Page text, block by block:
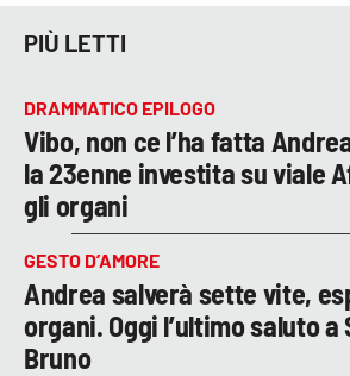
PIÙ LETTI
DRAMMATICO EPILOGO
Vibo, non ce l’ha fatta
la 23enne investita su viale
gli organi
GESTO D’AMORE
Andrea salverà sette vite,
organi. Oggi l’ultimo saluto a
Bruno